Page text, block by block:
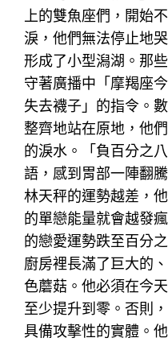
上的雙魚座們，開始
淚，他們無法停止地
形成了小型潟湖。那
守著廣播中「摩羯座
失去襪子」的指令。
整齊地站在原地，他
的淚水。「負百分之
語，感到胃部一陣翻
林天秤的運勢越差，
的單戀能量就會越發
的戀愛運勢跌至百分
廚房裡長滿了巨大的
色蘑菇。他必須在今
至少提升到零。否則
具備攻擊性的實體。